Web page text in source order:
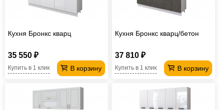
Кухня Бронкс кварц
35 550 ₽
В корзину
Купить в 1 клик
Кухня Бронкс кварц/бетон
37 810 ₽
В корзину
Купить в 1 клик